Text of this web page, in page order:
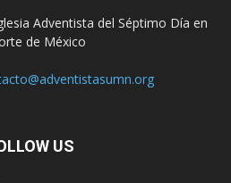
Adventista del Séptimo Día en
de México
US